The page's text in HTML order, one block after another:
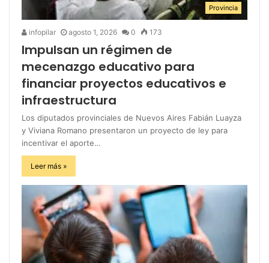
Provincia
infopilar agosto 1, 2026 0 173
Impulsan un régimen de
mecenazgo educativo para
financiar proyectos educativos e
infraestructura
Los diputados provinciales de Nuevos Aires Fabián Luayza
y Viviana Romano presentaron un proyecto de ley para
incentivar el aporte…
Leer más »